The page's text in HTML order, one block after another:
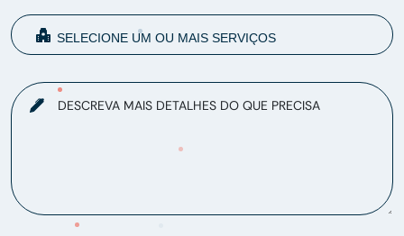
DESCREVA MAIS DETALHES DO QUE PRECISA